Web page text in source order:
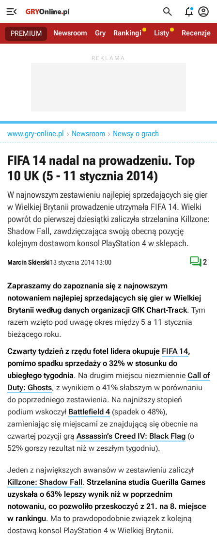
   
PREMIUM Newsroom Gry Rankingi Listy Recenzje
www.gry-online.pl  Newsroom  Newsy o grach
FIFA 14 nadal na prowadzeniu. Top
10 UK (5 - 11 stycznia 2014)
W najnowszym zestawieniu najlepiej sprzedających się gier
w Wielkiej Brytanii prowadzenie utrzymała FIFA 14. Wielki
powrót do pierwszej dziesiątki zaliczyła strzelanina Killzone:
Shadow Fall, zawdzięczająca swoją obecną pozycję
kolejnym dostawom konsol PlayStation 4 w sklepach.
Marcin Skierski13 stycznia 2014 13:00 2
Zapraszamy do zapoznania się z najnowszym
notowaniem najlepiej sprzedających się gier w Wielkiej
Brytanii według danych organizacji GfK Chart-Track. Tym
razem wzięto pod uwagę okres między 5 a 11 stycznia
bieżącego roku.
Czwarty tydzień z rzędu fotel lidera okupuje FIFA 14,
pomimo spadku sprzedaży o 32% w stosunku do
ubiegłego tygodnia. Na drugim miejscu niezmiennie Call of
Duty: Ghosts, z wynikiem o 41% słabszym w porównaniu
do poprzedniego zestawienia. Na najniższy stopień
podium wskoczył Battlefield 4 (spadek o 48%),
zamieniając się miejscami ze znajdującą się obecnie na
czwartej pozycji grą Assassin’s Creed IV: Black Flag (o
52% gorszy rezultat niż w zeszłym tygodniu).
Jeden z największych awansów w zestawieniu zaliczył
Killzone: Shadow Fall. Strzelanina studia Guerilla Games
uzyskała o 63% lepszy wynik niż w poprzednim
notowaniu, co pozwoliło przeskoczyć z 21. na 8. miejsce
w rankingu. Ma to prawdopodobnie związek z kolejną
dostawą konsol PlayStation 4 w Wielkiej Brytanii.